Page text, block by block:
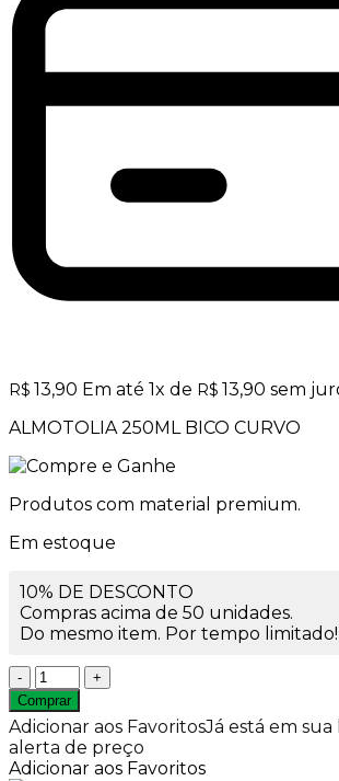
R$ 13,90 Em até 1x de R$ 13,90 sem
ALMOTOLIA 250ML BICO CURVO
Produtos com material premium.
Em estoque
10% DE DESCONTO
Compras acima de 50 unidades.
Do mesmo item. Por tempo limitado!
Almotolia
250ml
bico
curvo
quantidade
Comprar
Adicionar aos FavoritosJá está em sua
alerta de preço
Adicionar aos Favoritos